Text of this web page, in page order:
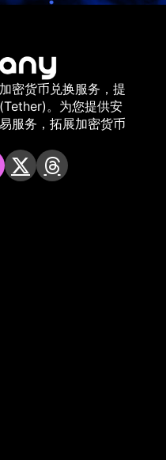
密货币兑换服务，提
。为您提供安
服务，拓展加密货币